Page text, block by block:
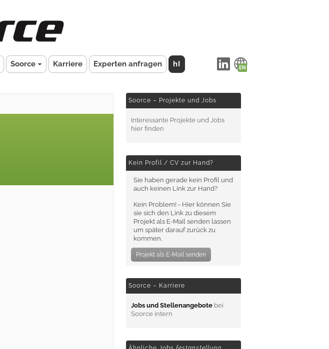
Soorce Karriere Experten anfragen hI
Soorce – Projekte und Jobs
Interessante Projekte und Jobs
hier finden
Kein Profil / CV zur Hand?
Sie haben gerade kein Profil und
auch keinen Link zur Hand?
Kein Problem! - Hier können Sie
sie sich den Link zu diesem
Projekt als E-Mail senden lassen
um später darauf zurück zu
kommen.
Projekt als E-Mail senden
Soorce – Karriere
Jobs und Stellenangebote bei
Soorce intern